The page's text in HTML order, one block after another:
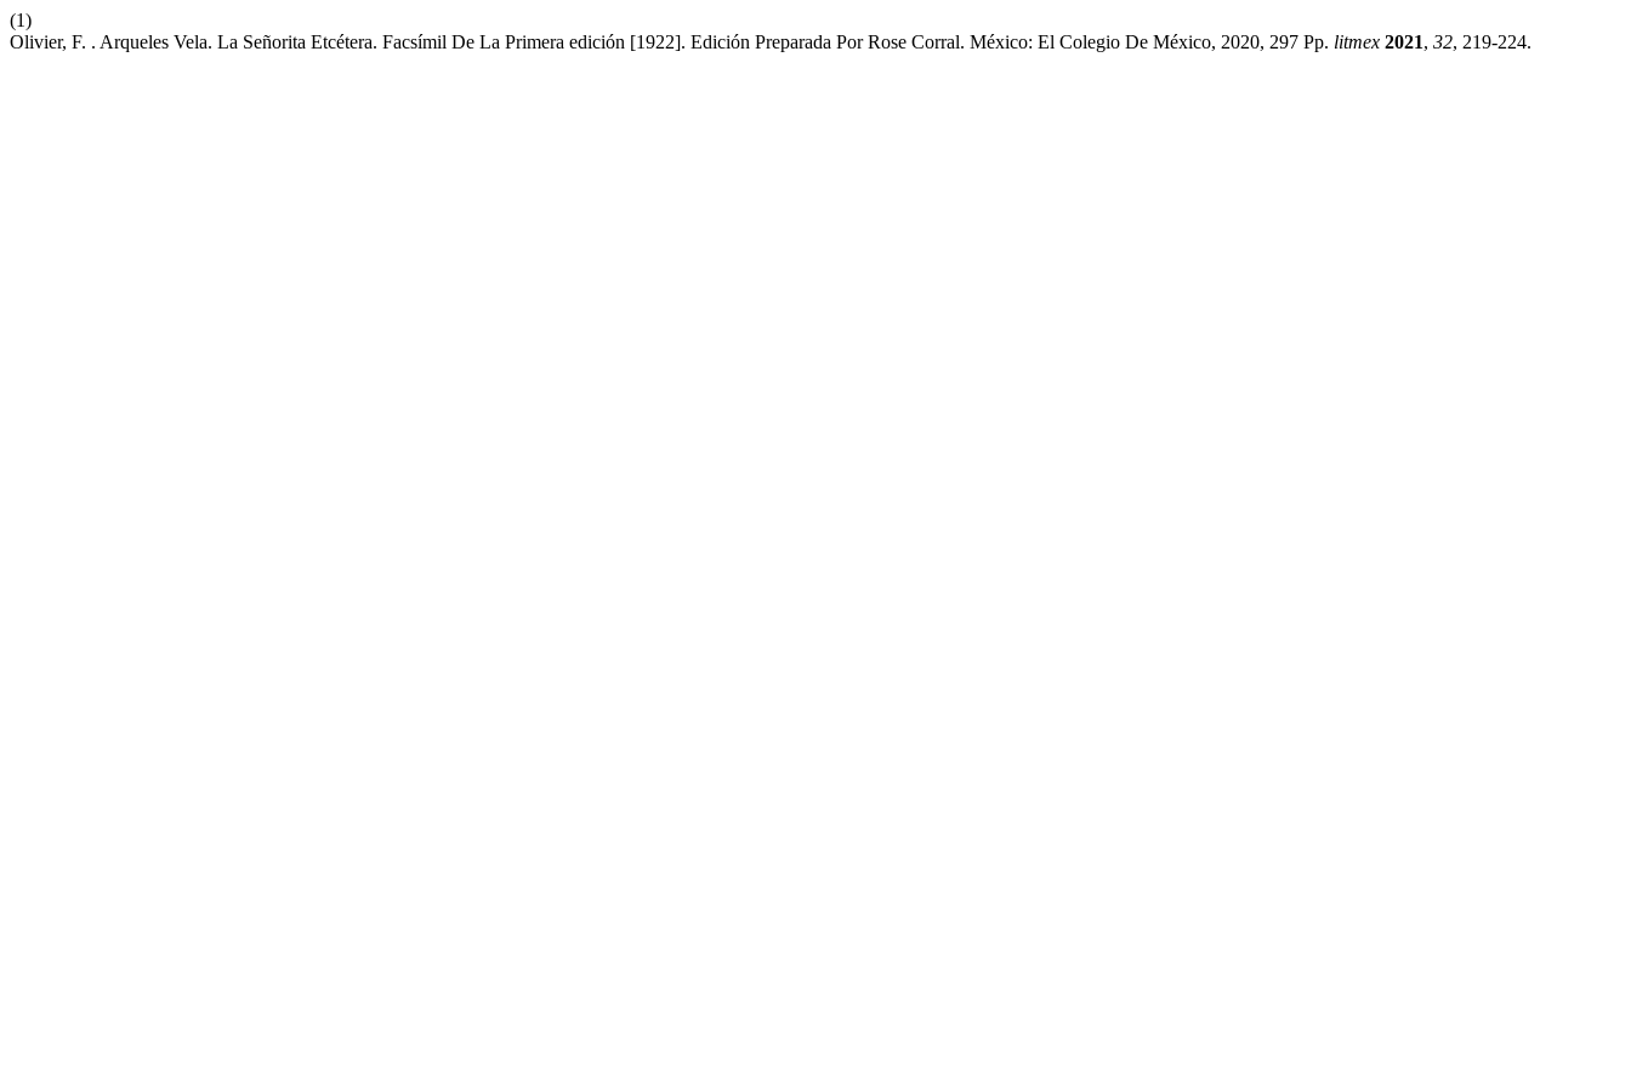
(1)
Olivier, F. . Arqueles Vela. La Señorita Etcétera. Facsímil De La Primera edición [1922]. Edición Preparada Por Rose Corral. México: El Colegio De México, 2020, 297 Pp. litmex 2021, 32, 219-224.